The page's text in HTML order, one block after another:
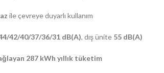
ile çevreye duyarlı kullanım
42/40/37/36/31 dB(A), dış ünite 55 dB(A)
287 kWh yıllık tüketim